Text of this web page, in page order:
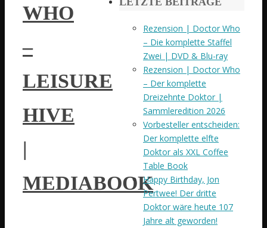
WHO
–
LEISURE
HIVE
|
MEDIABOOK
Rezension | Doctor Who
– Die komplette Staffel
Zwei | DVD & Blu-ray
Rezension | Doctor Who
– Der komplette
Dreizehnte Doktor |
Sammleredition 2026
Vorbesteller entscheiden:
Der komplette elfte
Doktor als XXL Coffee
Table Book
Happy Birthday, Jon
Pertwee! Der dritte
Doktor wäre heute 107
Jahre alt geworden!